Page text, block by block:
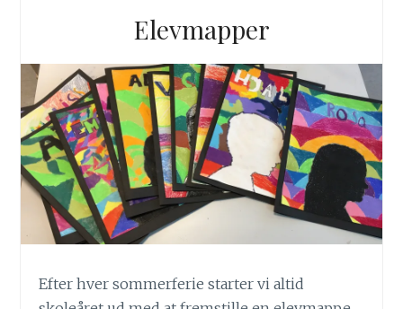
Elevmapper
Efter hver sommerferie starter vi altid